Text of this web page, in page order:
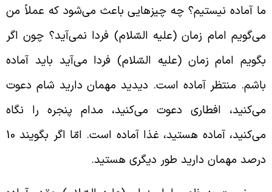
آماده نیستیم؟ چه چیزهایی باعث می‌شود که عملاً من
امام زمان (علیه السّلام) فردا نمی‌آید؟ چون اگر
امام زمان (علیه السّلام) فردا می‌آید باید آماده
منتظر آماده است. دیدید مهمان دارید شام دعوت
افطاری دعوت می‌کنید، مدام پنجره را نگاه
می‌کنید، آماده‌ هستید، غذا آماده است. امّا اگر بگویند 10
مهمان دارید طور دیگری هستید.